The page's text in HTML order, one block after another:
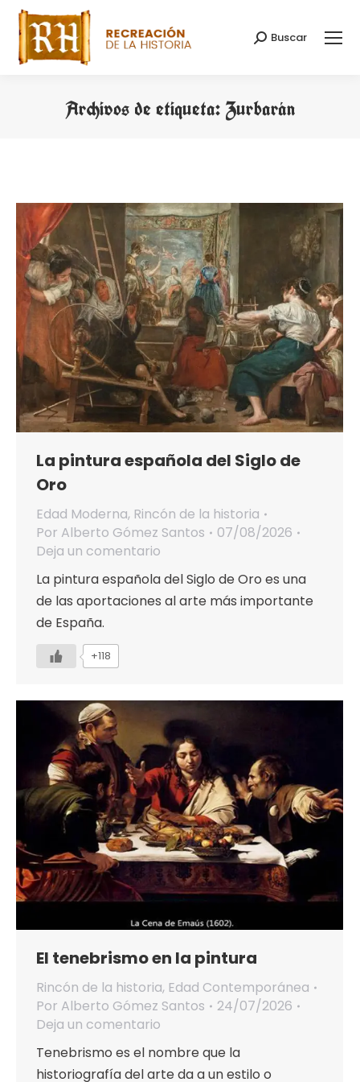
Buscar:
Buscar
Archivos de etiqueta: Zurbarán
La pintura española del Siglo de
Oro
Edad Moderna, Rincón de la historia
Por Alberto Gómez Santos
07/08/2026
Deja un comentario
La pintura española del Siglo de Oro es una
de las aportaciones al arte más importante
de España.
+118
El tenebrismo en la pintura
Rincón de la historia, Edad Contemporánea
Por Alberto Gómez Santos
24/07/2026
Deja un comentario
Tenebrismo es el nombre que la
historiografía del arte da a un estilo o